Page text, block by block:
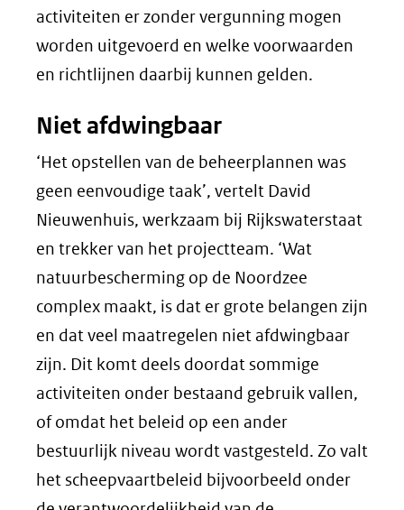
activiteiten er zonder vergunning mogen
worden uitgevoerd en welke voorwaarden
en richtlijnen daarbij kunnen gelden.
Niet afdwingbaar
‘Het opstellen van de beheerplannen was
geen eenvoudige taak’, vertelt David
Nieuwenhuis, werkzaam bij Rijkswaterstaat
en trekker van het projectteam. ‘Wat
natuurbescherming op de Noordzee
complex maakt, is dat er grote belangen zijn
en dat veel maatregelen niet afdwingbaar
zijn. Dit komt deels doordat sommige
activiteiten onder bestaand gebruik vallen,
of omdat het beleid op een ander
bestuurlijk niveau wordt vastgesteld. Zo valt
het scheepvaartbeleid bijvoorbeeld onder